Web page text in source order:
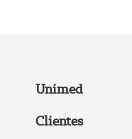
Unimed
Clientes